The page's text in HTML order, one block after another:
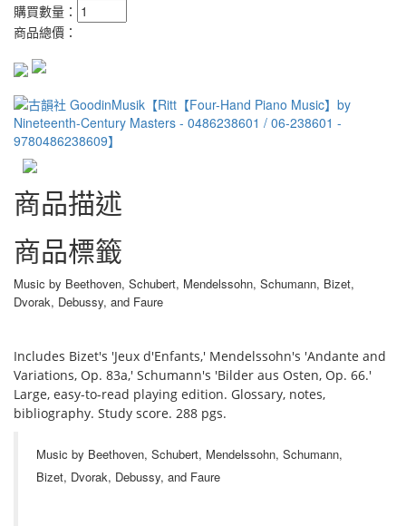
購買數量：
商品總價：
商品描述
商品標籤
Music by Beethoven, Schubert, Mendelssohn, Schumann, Bizet,
Dvorak, Debussy, and Faure
Includes Bizet's 'Jeux d'Enfants,' Mendelssohn's 'Andante and
Variations, Op. 83a,' Schumann's 'Bilder aus Osten, Op. 66.'
Large, easy-to-read playing edition. Glossary, notes,
bibliography. Study score. 288 pgs.
Music by Beethoven, Schubert, Mendelssohn, Schumann,
Bizet, Dvorak, Debussy, and Faure